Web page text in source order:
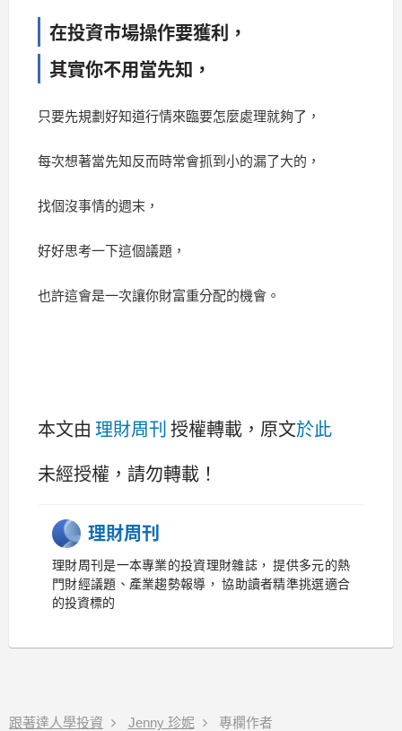
在投資市場操作要獲利，
其實你不用當先知，
只要先規劃好知道行情來臨要怎麼處理就夠了，
每次想著當先知反而時常會抓到小的漏了大的，
找個沒事情的週末，
好好思考一下這個議題，
也許這會是一次讓你財富重分配的機會。
本文由 理財周刊授權轉載，原文於此
未經授權，請勿轉載！
理財周刊
理財周刊是一本專業的投資理財雜誌， 提供多元的熱
門財經議題、產業趨勢報導， 協助讀者精準挑選適合
的投資標的
跟著達人學投資 Jenny 珍妮 專欄作者